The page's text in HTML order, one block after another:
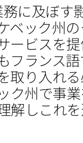
に及ぼす
ベック州
ービスを
フランス
取り入れる
ク州で事
解しこれ